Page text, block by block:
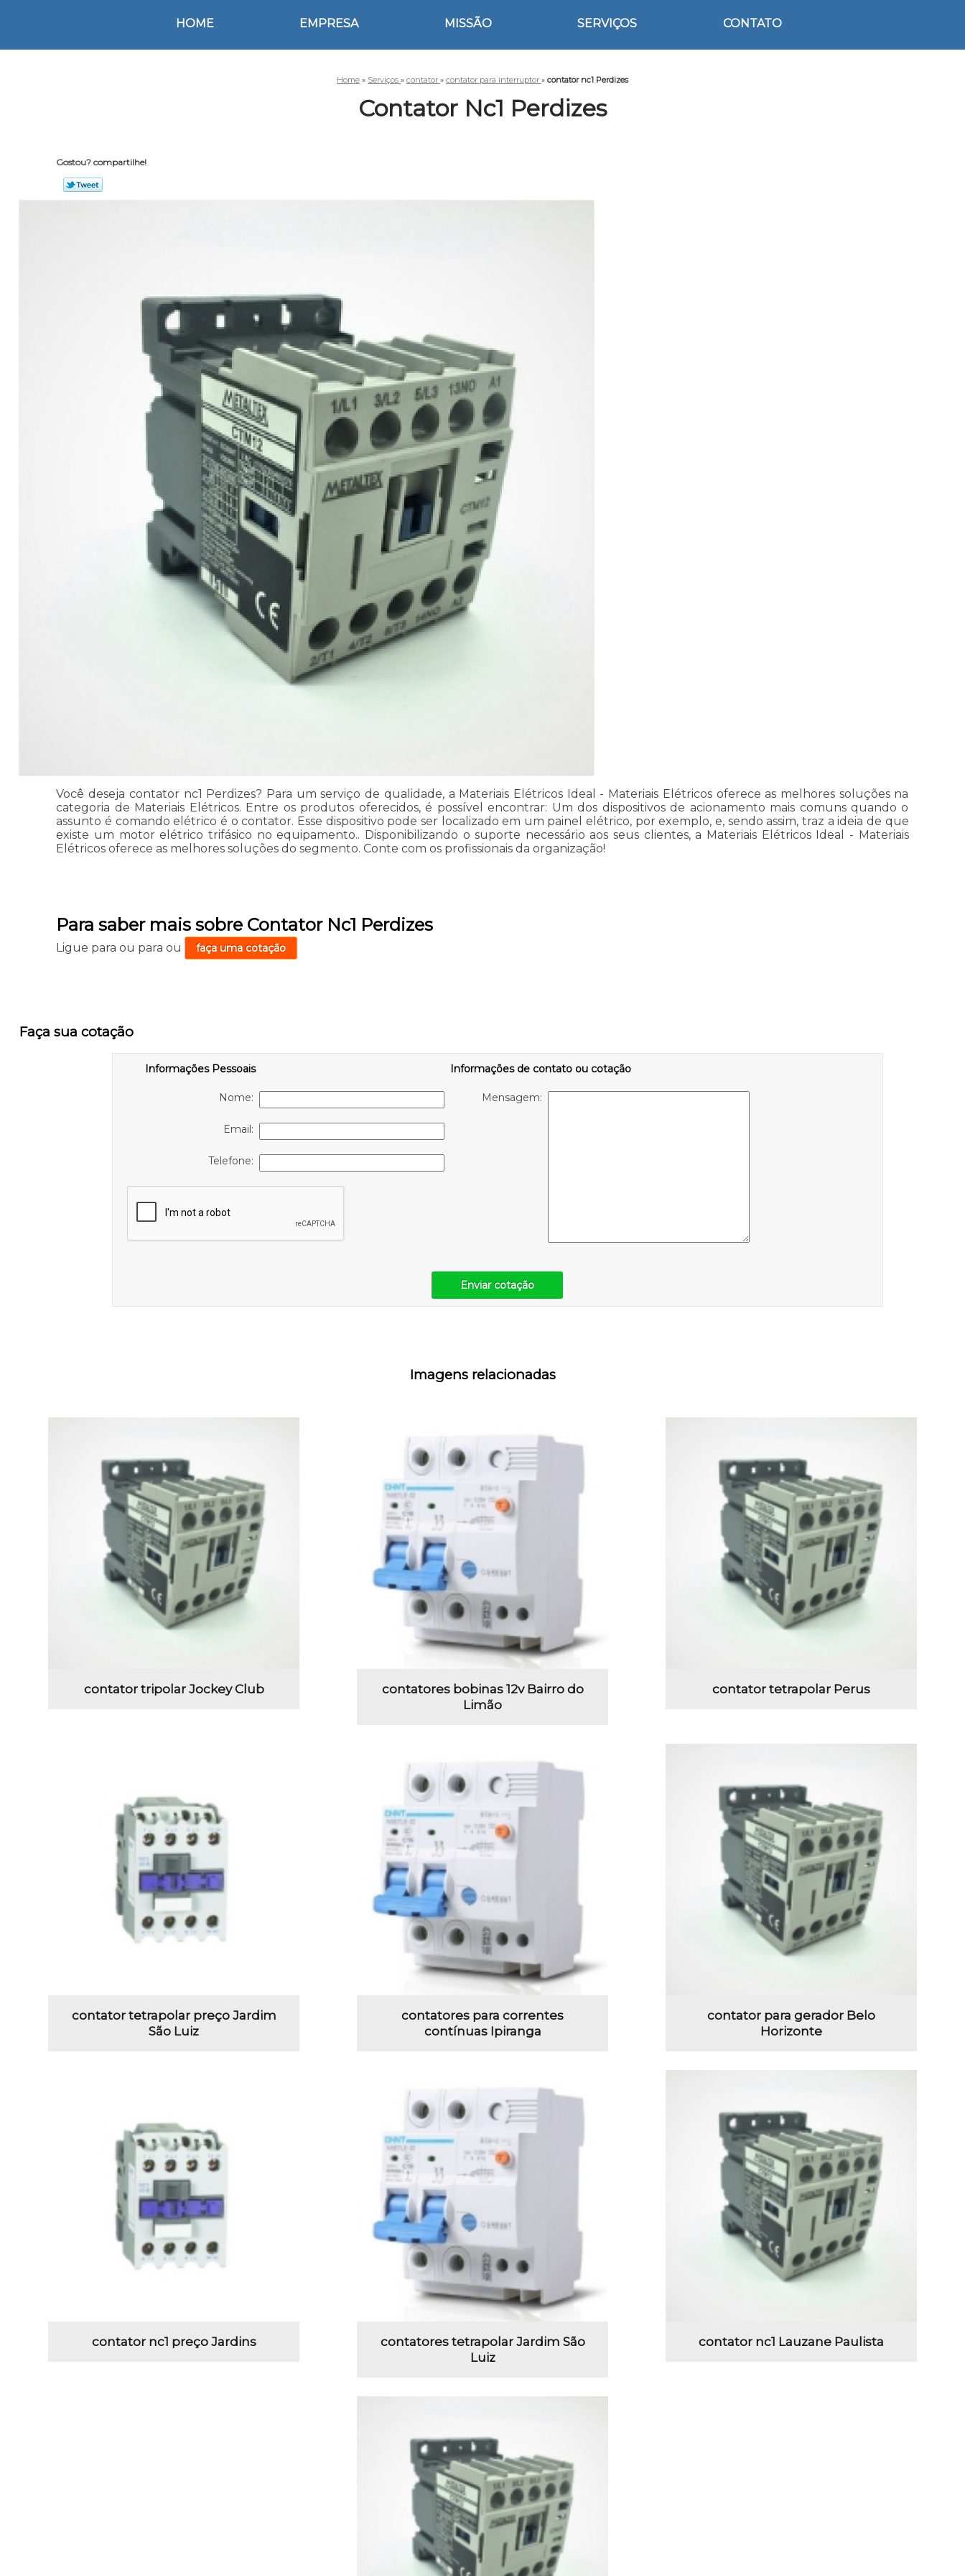
HOME EMPRESA MISSÃO SERVIÇOS CONTATO
Home » Serviços » contator » contator para interruptor » contator nc1 Perdizes
Contator Nc1 Perdizes
Gostou? compartilhe!
Você deseja contator nc1 Perdizes? Para um serviço de qualidade, a Materiais Elétricos Ideal - Materiais Elétricos oferece as melhores soluções na
categoria de Materiais Elétricos. Entre os produtos oferecidos, é possível encontrar: Um dos dispositivos de acionamento mais comuns quando o
assunto é comando elétrico é o contator. Esse dispositivo pode ser localizado em um painel elétrico, por exemplo, e, sendo assim, traz a ideia de que
existe um motor elétrico trifásico no equipamento.. Disponibilizando o suporte necessário aos seus clientes, a Materiais Elétricos Ideal - Materiais
Elétricos oferece as melhores soluções do segmento. Conte com os profissionais da organização!
Para saber mais sobre Contator Nc1 Perdizes
Ligue paraou paraou faça uma cotação
Faça sua cotação
Informações Pessoais
Nome:
Email:
Telefone:
Informações de contato ou cotação
Mensagem:
Enviar cotação
Imagens relacionadas
contator tripolar Jockey Club
contatores bobinas 12v Bairro do
Limão
contator tetrapolar Perus
contator tetrapolar preço Jardim
São Luiz
contatores para correntes
contínuas Ipiranga
contator para gerador Belo
Horizonte
contator nc1 preço Jardins
contatores tetrapolar Jardim São
Luiz
contator nc1 Lauzane Paulista